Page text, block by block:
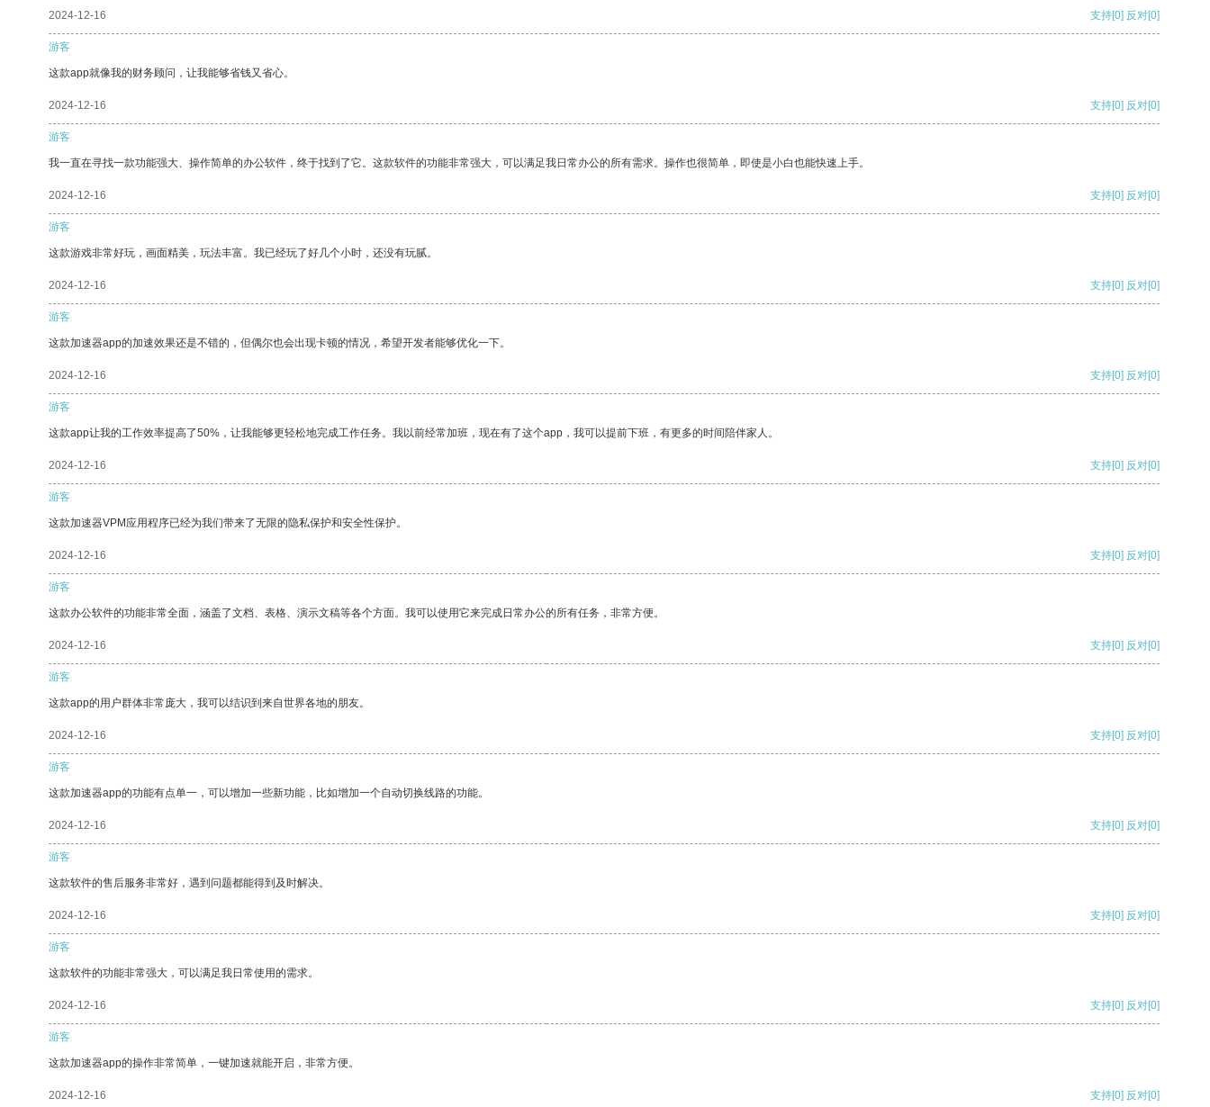
2024-12-16 支持[0] 反对[0]
游客
这款app就像我的财务顾问，让我能够省钱又省心。
2024-12-16 支持[0] 反对[0]
游客
我一直在寻找一款功能强大、操作简单的办公软件，终于找到了它。这款软件的功能非常强大，可以满足我日常办公的所有需求。操作也很简单，即使是小白也能快速上手。
2024-12-16 支持[0] 反对[0]
游客
这款游戏非常好玩，画面精美，玩法丰富。我已经玩了好几个小时，还没有玩腻。
2024-12-16 支持[0] 反对[0]
游客
这款加速器app的加速效果还是不错的，但偶尔也会出现卡顿的情况，希望开发者能够优化一下。
2024-12-16 支持[0] 反对[0]
游客
这款app让我的工作效率提高了50%，让我能够更轻松地完成工作任务。我以前经常加班，现在有了这个app，我可以提前下班，有更多的时间陪伴家人。
2024-12-16 支持[0] 反对[0]
游客
这款加速器VPM应用程序已经为我们带来了无限的隐私保护和安全性保护。
2024-12-16 支持[0] 反对[0]
游客
这款办公软件的功能非常全面，涵盖了文档、表格、演示文稿等各个方面。我可以使用它来完成日常办公的所有任务，非常方便。
2024-12-16 支持[0] 反对[0]
游客
这款app的用户群体非常庞大，我可以结识到来自世界各地的朋友。
2024-12-16 支持[0] 反对[0]
游客
这款加速器app的功能有点单一，可以增加一些新功能，比如增加一个自动切换线路的功能。
2024-12-16 支持[0] 反对[0]
游客
这款软件的售后服务非常好，遇到问题都能得到及时解决。
2024-12-16 支持[0] 反对[0]
游客
这款软件的功能非常强大，可以满足我日常使用的需求。
2024-12-16 支持[0] 反对[0]
游客
这款加速器app的操作非常简单，一键加速就能开启，非常方便。
2024-12-16 支持[0] 反对[0]